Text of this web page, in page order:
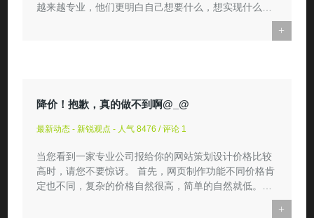
越来越专业，他们更明白自己想要什么，想实现什么，
+
降价！抱歉，真的做不到啊@_@
最新动态 - 新锐观点 - 人气 8476 / 评论 1
当您看到一家专业公司报给你的网站策划设计价格比较
高时，请您不要惊讶。 首先，网页制作功能不同价格肯
定也不同，复杂的价格自然很高，简单的自然就低。
+